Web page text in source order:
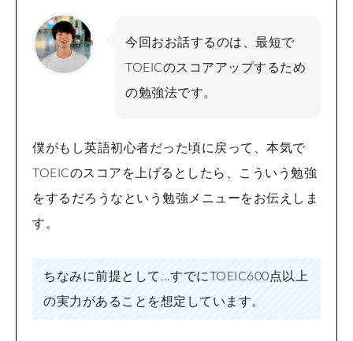
今回おお話するのは、最短で
TOEICのスコアアップするため
の勉強法です。
僕がもし英語初心者だった頃に戻って、本気で
TOEICのスコアを上げるとしたら、こういう勉強
をするだろうなという勉強メニューをお伝えしま
す。
ちなみに前提として…すでにTOEIC600点以上
の実力があることを想定しています。